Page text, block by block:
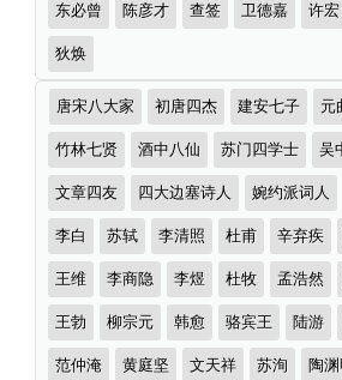
东必曾 陈彦才 查签 卫德嘉 许宏
狄焕
诗
词
分
类
唐宋八大家 初唐四杰 建安七子 元
竹林七贤 酒中八仙 苏门四学士 吴
文章四友 四大边塞诗人 婉约派词人
李白 苏轼 李清照 杜甫 辛弃疾
王维 李商隐 李煜 杜牧 孟浩然
王勃 柳宗元 韩愈 骆宾王 陆游
范仲淹 黄庭坚 文天祥 苏洵 陶渊